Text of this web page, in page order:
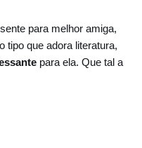
para melhor amiga,
tipo que adora literatura,
para ela. Que tal a